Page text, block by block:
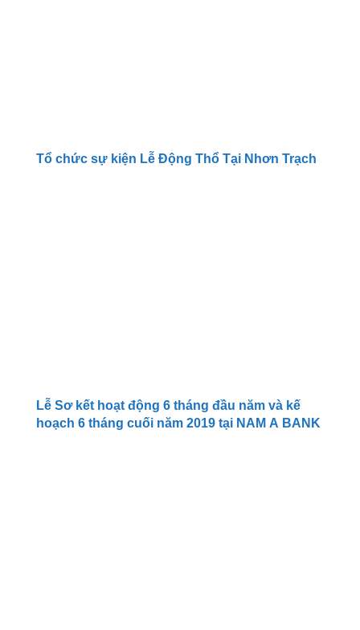
Tổ chức sự kiện Lễ Động Thổ Tại Nhơn Trạch
Lễ Sơ kết hoạt động 6 tháng đầu năm và kế
hoạch 6 tháng cuối năm 2019 tại NAM A BANK